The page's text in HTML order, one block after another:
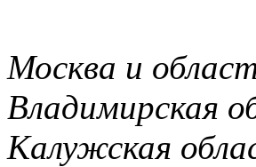
Москва и
Владимирская
Калужская